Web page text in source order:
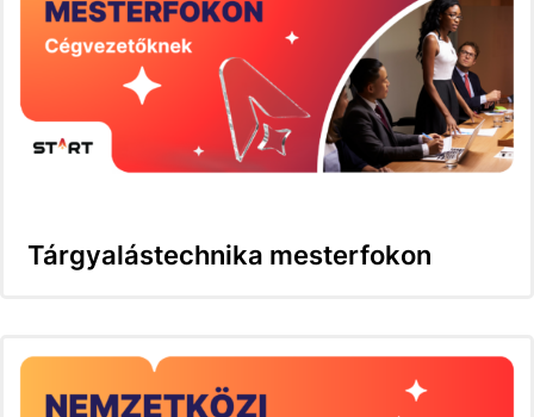
Tárgyalástechnika mesterfokon